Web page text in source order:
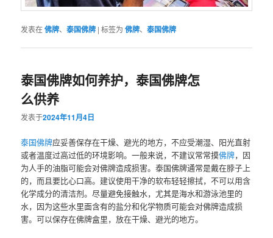
发表在佛牌、泰国佛牌 |标签为 佛牌、泰国佛牌
泰国佛牌如何养护，泰国佛牌怎
么供养
发表于2024年11月4日
泰国佛牌应妥善保存在干燥、避光的地方，不应受潮湿、阳光直射
或者温度过高过低的环境影响。一般来说，不建议常常摸佛牌，因
为人手的油脂可能会对佛牌造成损害。泰国佛牌通常是戴在脖子上
的，而且要比心口高。建议使用干净的软布轻轻擦拭，不可以用含
化学成分的清洁剂。尽量避免接触水，尤其是海水和游泳池里的
水，因为这些水里面含有的盐分和化学物质可能会对佛牌造成损
害。可以保存在佛牌盒里，放在干燥、避光的地方。